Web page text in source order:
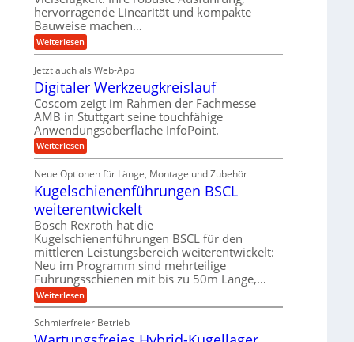
i
n
R
ü
s
s
l
s
h
e
i
m
I
w
i
c
h
i
g
e
r
a
l
s
M
a
s
c
h
i
n
e
n
n
g
e
t
r
i
b
e
f
ü
r
p
r
z
i
e
H
u
b
b
e
w
e
g
n
g
hervorragende Linearität und kompakte
Bauweise machen…
Weiterlesen:
P
ä
z
i
s
i
o
n
f
ü
r
A
u
t
o
m
o
i
v
e
u
n
d
M
Jetzt auch als Web-App
Digitaler Werkzeugkreislauf
Coscom zeigt im Rahmen der Fachmesse
AMB in Stuttgart seine touchfähige
Anwendungsoberfläche InfoPoint.
Weiterlesen:
D
g
i
t
a
l
e
r
W
e
r
k
z
e
u
Neue Optionen für Länge, Montage und Zubehör
Kugelschienenführungen BSCL
weiterentwickelt
Bosch Rexroth hat die
Kugelschienenführungen BSCL für den
mittleren Leistungsbereich weiterentwickelt:
Neu im Programm sind mehrteilige
Führungsschienen mit bis zu 50m Länge,…
Weiterlesen:
K
g
e
Schmierfreier Betrieb